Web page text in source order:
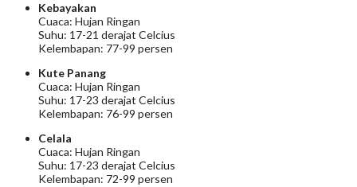
Kebayakan
Cuaca: Hujan Ringan
Suhu: 17-21 derajat Celcius
Kelembapan: 77-99 persen
Kute Panang
Cuaca: Hujan Ringan
Suhu: 17-23 derajat Celcius
Kelembapan: 76-99 persen
Celala
Cuaca: Hujan Ringan
Suhu: 17-23 derajat Celcius
Kelembapan: 72-99 persen